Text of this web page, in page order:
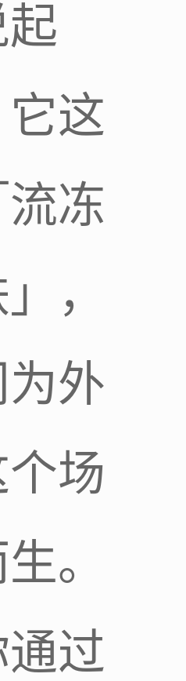
这
冻
，
外
场
。
通过